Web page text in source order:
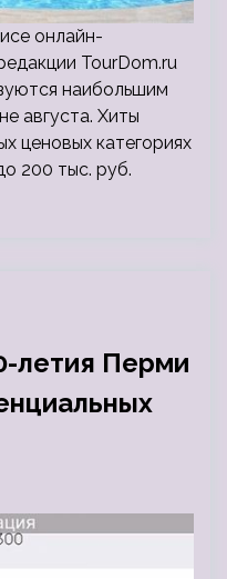
онлайн-
TourDom.ru
наибольшим
августа. Хиты
ценовых категориях
200 тыс. руб.
летия Перми